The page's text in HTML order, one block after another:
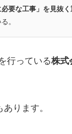
要な工事」を見抜く
。
行っている株式
あります。